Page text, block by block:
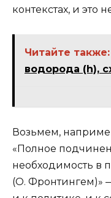
контекстах, и это
Читайте также:
водорода (h),
Возьмем,
«Полное
необходимость в
(О. Фронтингем)»